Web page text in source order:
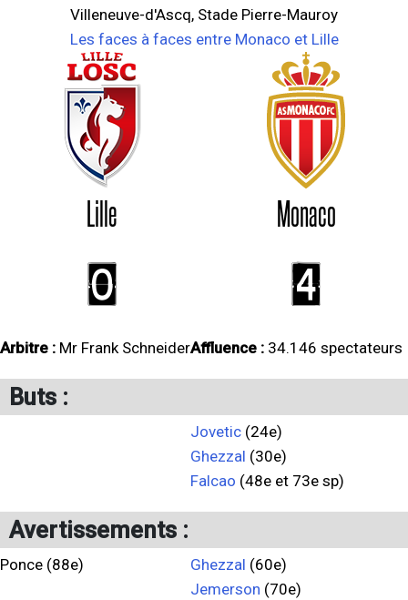
Villeneuve-d'Ascq, Stade Pierre-Mauroy
Les faces à faces entre Monaco et Lille
Lille Monaco
0 4
Arbitre : Mr Frank SchneiderAffluence : 34.146 spectateurs
Buts :
Jovetic (24e)
Ghezzal (30e)
Falcao (48e et 73e sp)
Avertissements :
Ponce (88e) Ghezzal (60e)
Jemerson (70e)